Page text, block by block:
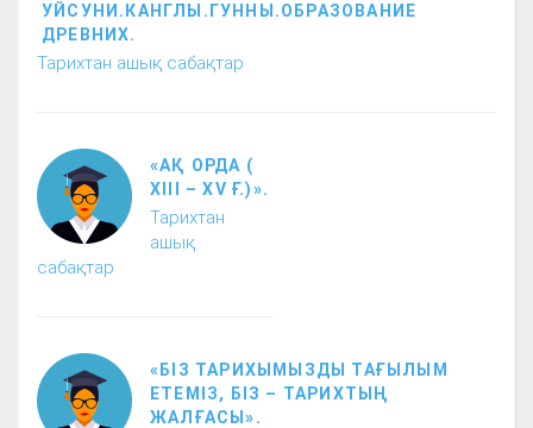
УЙСУНИ.КАНГЛЫ.ГУННЫ.ОБРАЗОВАНИЕ
ДРЕВНИХ.
Тарихтан ашық сабақтар
«АҚ ОРДА (
XIII – XV Ғ.)».
Тарихтан
ашық
сабақтар
«БІЗ ТАРИХЫМЫЗДЫ ТАҒЫЛЫМ
ЕТЕМІЗ, БІЗ – ТАРИХТЫҢ
ЖАЛҒАСЫ».